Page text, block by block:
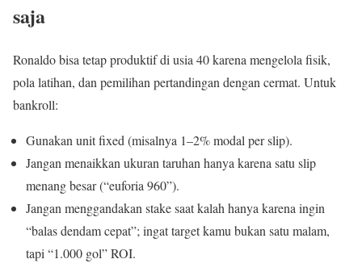
saja
Ronaldo bisa tetap produktif di usia 40 karena mengelola fisik,
pola latihan, dan pemilihan pertandingan dengan cermat. Untuk
bankroll:
Gunakan unit fixed (misalnya 1–2% modal per slip).
Jangan menaikkan ukuran taruhan hanya karena satu slip
menang besar (“euforia 960”).
Jangan menggandakan stake saat kalah hanya karena ingin
“balas dendam cepat”; ingat target kamu bukan satu malam,
tapi “1.000 gol” ROI.